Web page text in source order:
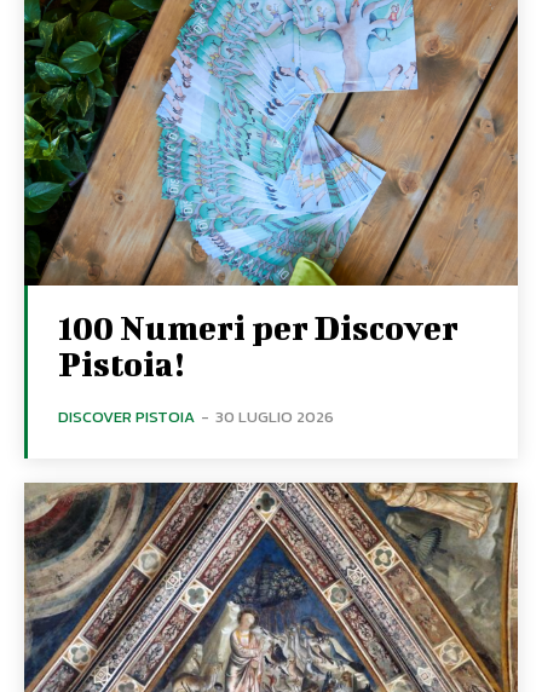
100 Numeri per Discover
Pistoia!
DISCOVER PISTOIA - 30 LUGLIO 2026